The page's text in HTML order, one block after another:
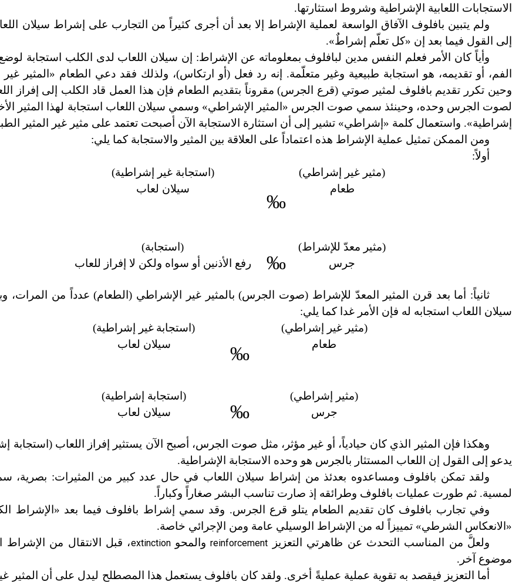
الاستجابات اللعابية الإشراطية وشروط استثارتها.
ولم يتبين بافلوف الآفاق الواسعة لعملية الإشراط إلا بعد أن أجرى كثيراً من التجارب على إشراط سيلان
إلى القول فيما بعد إن «كل تعلّم إشراطٌ».
وأياً كان الأمر فعلم النفس مدين لبافلوف بمعلوماته عن الإشراط: إن سيلان اللعاب لدى الكلب استجابة
الفم، أو تقديمه، هو استجابة طبيعية وغير متعلّمة. إنه رد فعل (أو ارتكاس)، ولذلك فقد دعي الطعام «المثير
وحين تكرر تقديم بافلوف لمثير صوتي (قرع الجرس) مقروناً بتقديم الطعام فإن هذا العمل قاد الكلب إلى إفراز
لصوت الجرس وحده، وحينئذ سمي صوت الجرس «المثير الإشراطي» وسمي سيلان اللعاب استجابة لهذا المثير
إشراطية». واستعمال كلمة «إشراطي» تشير إلى أن استثارة الاستجابة الآن أصبحت تعتمد على مثير غير المثير
ومن الممكن تمثيل عملية الإشراط هذه اعتماداً على العلاقة بين المثير والاستجابة كما يلي:
أولاً:
(مثير غير
إشراطي)
طعام
‰
( استجابة غير إشراطية)
سيلان لعاب
(مثير معدّ للإشراط)
جرس
‰
( استجابة)
رفع
الأذنين أو سواه ولكن لا إفراز للعاب
ثانياً: أما بعد قرن المثير المعدّ للإشراط (صوت الجرس) بالمثير غير الإشراطي (الطعام) عدداً من المرات،
سيلان اللعاب استجابه له فإن الأمر غدا كما يلي:
(مثير غير
إشراطي)
طعام
‰
(استجابة غير إشراطية)
سيلان لعاب
(مثير
إشراطي)
جرس
‰
( استجابة إشراطية)
سيلان لعاب
وهكذا فإن المثير الذي كان حيادياً، أو غير مؤثر، مثل صوت الجرس، أصبح الآن يستثير إفراز اللعاب (استجابة
يدعو إلى القول إن اللعاب المستثار بالجرس هو وحده الاستجابة الإشراطية.
ولقد تمكن بافلوف ومساعدوه بعدئذ من إشراط سيلان اللعاب في حال عدد كبير من المثيرات: بصرية،
لمسية. ثم طورت عمليات بافلوف وطرائقه إذ صارت تناسب البشر صغاراً وكباراً.
وفي تجارب بافلوف كان تقديم الطعام يتلو قرع الجرس. وقد سمي إشراط بافلوف فيما بعد «الإشراط
«الانعكاس الشرطي» تمييزاً له من الإشراط الوسيلي عامة ومن الإجرائي خاصة.
ولعلَّ من المناسب التحدث عن ظاهرتي التعزيز reinforcementوالمحوextinction، قبل الانتقال من الإشراط
موضوع آخر.
أما التعزيز فيقصد به تقوية عملية عمليةً أخرى. ولقد كان بافلوف يستعمل هذا المصطلح ليدل على أن المثير